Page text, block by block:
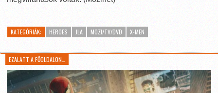
KATEGÓRIÁK: HEROES JLA MOZI/TV/DVD X-MEN
EZALATT A FŐOLDALON…